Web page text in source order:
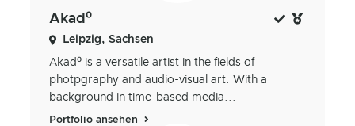
Akad⁰
Leipzig, Sachsen
Akad⁰ is a versatile artist in the fields of
photpgraphy and audio-visual art. With a
background in time-based media...
Portfolio ansehen